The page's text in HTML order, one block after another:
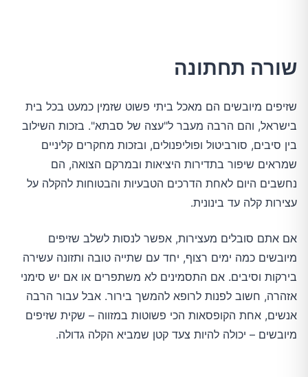
שורה תחתונה
שזיפים מיובשים הם מאכל ביתי פשוט שזמין כמעט בכל בית
בישראל, והם הרבה מעבר ל"עצה של סבתא". בזכות השילוב
בין סיבים, סורביטול ופוליפנולים, ובזכות מחקרים קליניים
שמראים שיפור בתדירות היציאות ובמרקם הצואה, הם
נחשבים היום לאחת הדרכים הטבעיות והבטוחות להקלה על
עצירות קלה עד בינונית.
אם אתם סובלים מעצירות, אפשר לנסות לשלב שזיפים
מיובשים כמה ימים רצוף, יחד עם שתייה טובה ותזונה עשירה
בירקות וסיבים. אם התסמינים לא משתפרים או אם יש סימני
אזהרה, חשוב לפנות לרופא להמשך בירור. אבל עבור הרבה
אנשים, אחת הקופסאות הכי פשוטות במזווה – שקית שזיפים
מיובשים – יכולה להיות צעד קטן שמביא הקלה גדולה.